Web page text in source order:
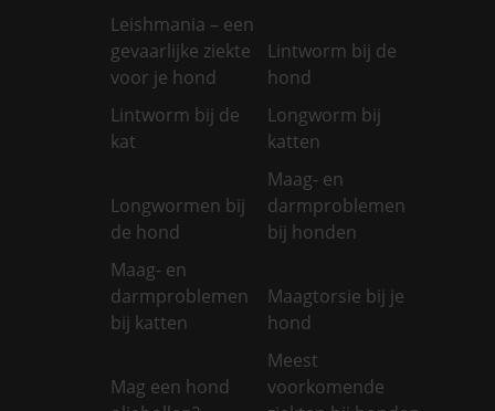
Leishmania – een
gevaarlijke ziekte
voor je hond
Lintworm bij de
hond
Lintworm bij de
kat
Longworm bij
katten
Longwormen bij
de hond
Maag- en
darmproblemen
bij honden
Maag- en
darmproblemen
bij katten
Maagtorsie bij je
hond
Mag een hond
Meest
voorkomende